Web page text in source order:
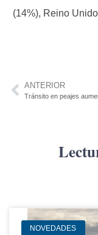
(14%), Reino
ANTERIOR
NOVEDADES